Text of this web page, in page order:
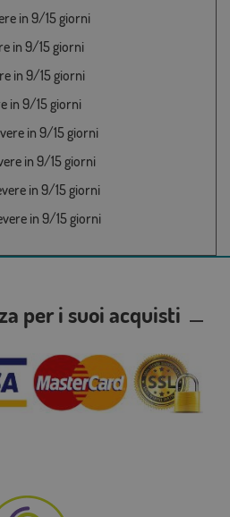
in 9/15 giorni
in 9/15 giorni
in 9/15 giorni
in 9/15 giorni
in 9/15 giorni
in 9/15 giorni
in 9/15 giorni
in 9/15 giorni
per i suoi acquisti